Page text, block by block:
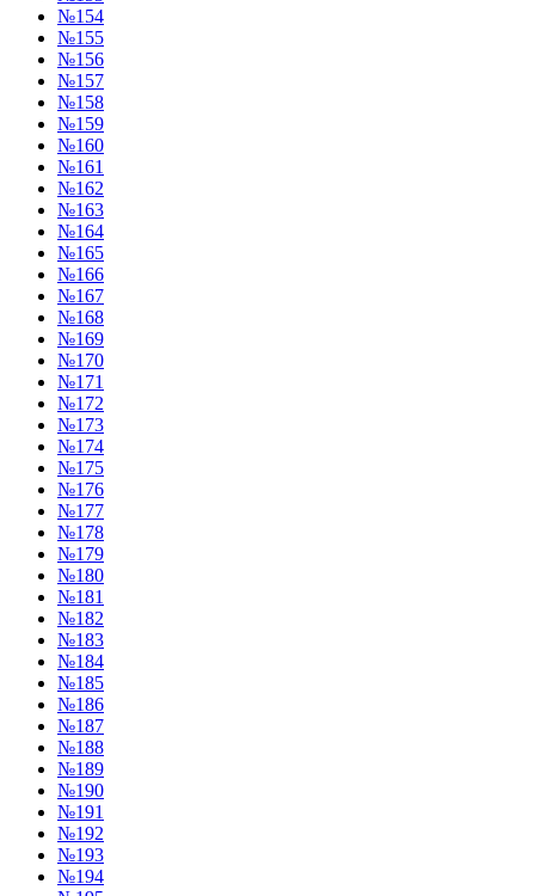
№154
№155
№156
№157
№158
№159
№160
№161
№162
№163
№164
№165
№166
№167
№168
№169
№170
№171
№172
№173
№174
№175
№176
№177
№178
№179
№180
№181
№182
№183
№184
№185
№186
№187
№188
№189
№190
№191
№192
№193
№194